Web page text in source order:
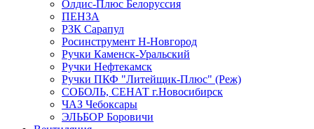
Олдис-Плюс Белоруссия
ПЕНЗА
РЗК Сарапул
Росинструмент Н-Новгород
Ручки Каменск-Уральский
Ручки Нефтекамск
Ручки ПКФ "Литейщик-Плюс" (Реж)
СОБОЛЬ, СЕНАТ г.Новосибирск
ЧАЗ Чебоксары
ЭЛЬБОР Боровичи